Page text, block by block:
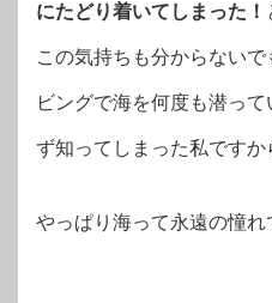
にたどり着いてしまった！
この気持ちも分からない
ビングで海を何度も潜っ
ず知ってしまった私ですか
やっぱり海って永遠の憧